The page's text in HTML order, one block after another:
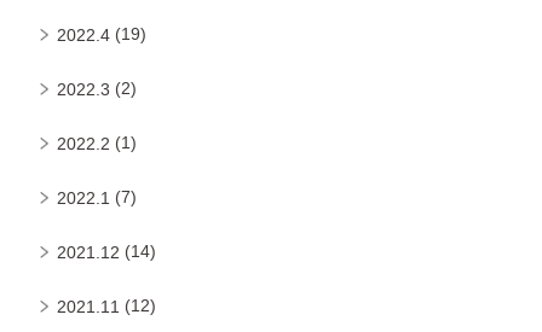
2022.4 (19)
2022.3 (2)
2022.2 (1)
2022.1 (7)
2021.12 (14)
2021.11 (12)